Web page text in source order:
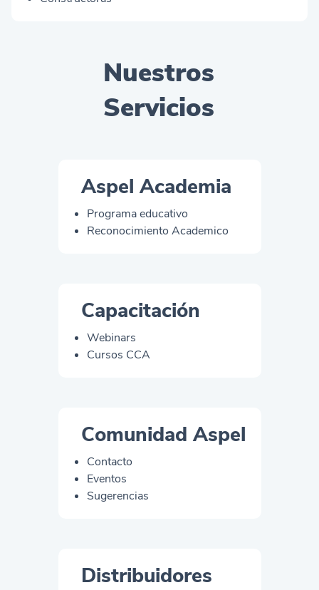
Nuestros
Servicios
Aspel Academia
Programa educativo
Reconocimiento Academico
Capacitación
Webinars
Cursos CCA
Comunidad Aspel
Contacto
Eventos
Sugerencias
Distribuidores